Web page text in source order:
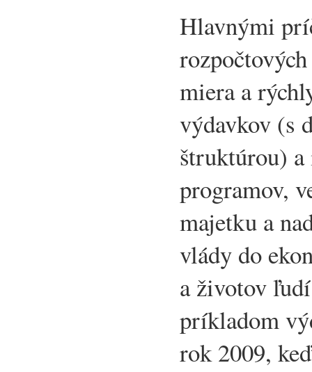
Hlavnými
miera a
výdavkov (s
štruktúrou)
programov,
majetku a
vlády do
a životov
príkladom
rok 2009,